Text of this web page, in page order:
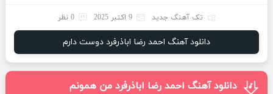
تک آهنگ جدید 9 اکتبر 2025 0 نظر
دانلود آهنگ احمد رضا اباذرفرد دوست دارم
دانلود آهنگ احمد رضا اباذرفرد من همونم